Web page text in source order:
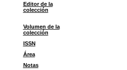
Editor de la
colección
Volumen de la
colección
ISSN
Área
Notas